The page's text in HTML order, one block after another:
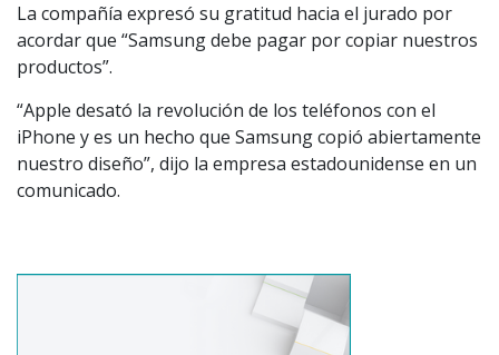
La compañía expresó su gratitud hacia el jurado por
acordar que “Samsung debe pagar por copiar nuestros
productos”.
“Apple desató la revolución de los teléfonos con el
iPhone y es un hecho que Samsung copió abiertamente
nuestro diseño”, dijo la empresa estadounidense en un
comunicado.